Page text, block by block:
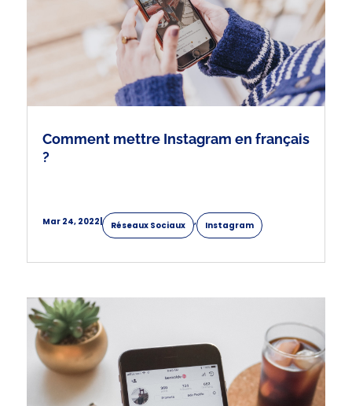
Comment mettre Instagram en français
?
Mar 24, 2022 Réseaux Sociaux , Instagram